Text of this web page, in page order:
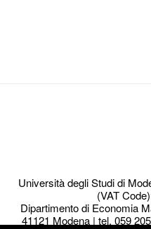
Università degli Studi di
(VAT
Dipartimento di Economia
41121 Modena | tel. 059